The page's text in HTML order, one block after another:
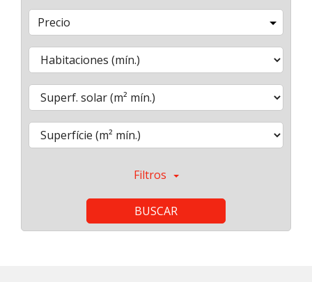
Precio
Filtros
BUSCAR